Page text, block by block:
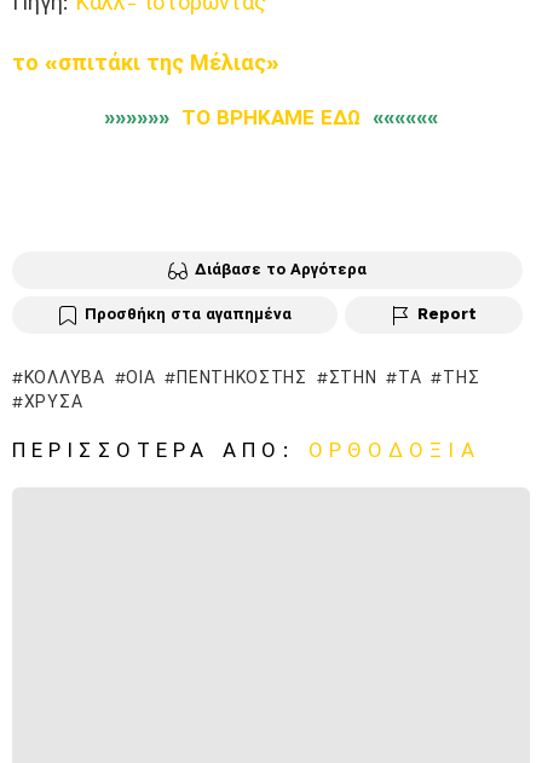
το «σπιτάκι της Μέλιας»
»»»»»» ΤΟ ΒΡΗΚΑΜΕ ΕΔΩ ««««««
Διάβασε το Αργότερα
Προσθήκη στα αγαπημένα Report
ΚΌΛΛΥΒΑ ΟΊΑ ΠΕΝΤΗΚΟΣΤΉΣ ΣΤΗΝ ΤΑ
ΤΗΣ
ΧΡΥΣΆ
ΠΕΡΙΣΣΌΤΕΡΑ ΑΠΌ: ΟΡΘΟΔΟΞΊΑ